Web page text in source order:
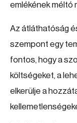
emlékének méltó
Az átláthatóság
szempont egy
fontos, hogy a
költségeket, a
elkerülje a